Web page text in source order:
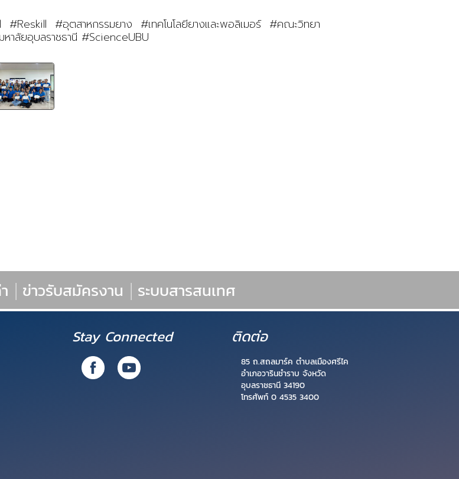
#Reskill #อุตสาหกรรมยาง #เทคโนโลยียางและพอลิเมอร์ #คณะวิทยา
มหาลัยอุบลราชธานี #ScienceUBU
| ข่าวรับสมัครงาน | ระบบสารสนเทศ
Stay Connected ติดต่อ
85 ถ.สถลมาร์ค ตำบลเมืองศรีไค
อำเภอวารินชำราบ จังหวัด
อุบลราชธานี 34190
โทรศัพท์ 0 4535 3400